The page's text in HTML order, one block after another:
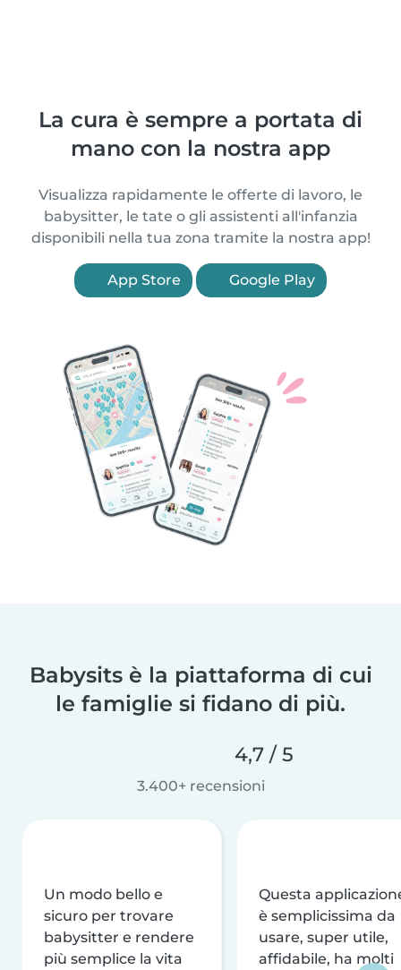
La cura è sempre a portata di
mano con la nostra app
Visualizza rapidamente le offerte di lavoro, le
babysitter, le tate o gli assistenti all'infanzia
disponibili nella tua zona tramite la nostra app!
App Store Google Play
Babysits è la piattaforma di cui
le famiglie si fidano di più.
4,7 / 5
3.400+ recensioni
Un modo bello e
sicuro per trovare
babysitter e rendere
più semplice la vita
Questa
è semplicissima da
usare, super utile,
affidabile, ha molti